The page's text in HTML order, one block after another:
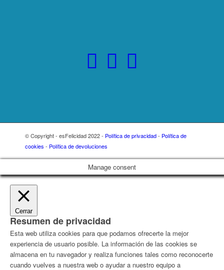
© Copyright - esFelicidad 2022 - Política de privacidad- Política de
cookies - Política de devoluciones
Manage consent
Cerrar
Resumen de privacidad
Esta web utiliza cookies para que podamos ofrecerte la mejor
experiencia de usuario posible. La información de las cookies se
almacena en tu navegador y realiza funciones tales como reconocerte
cuando vuelves a nuestra web o ayudar a nuestro equipo a